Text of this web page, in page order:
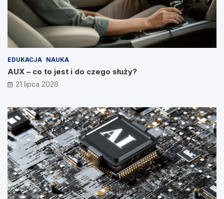
EDUKACJA NAUKA
AUX – co to jest i do czego służy?
21 lipca 2026